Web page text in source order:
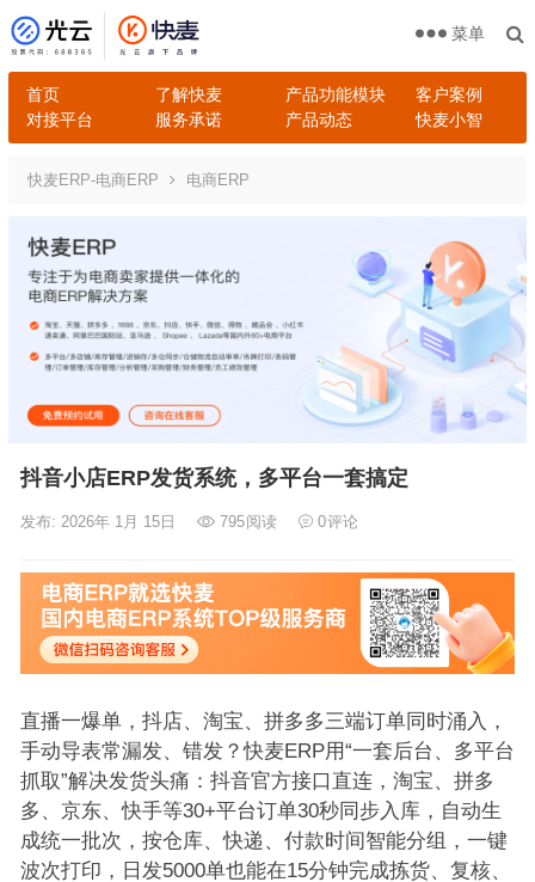
首页 了解快麦 产品功能模块
客户案例
对接平台
服务承诺 产品动态 快麦小智
菜单
快麦ERP-电商ERP 电商ERP
抖音小店ERP发货系统，多平台一套搞定
发布: 2026年 1月 15日 795阅读 0评论
直播一爆单，抖店、淘宝、拼多多三端订单同时涌入，
手动导表常漏发、错发？快麦ERP用“一套后台、多平台
抓取”解决发货头痛：抖音官方接口直连，淘宝、拼多
多、京东、快手等30+平台订单30秒同步入库，自动生
成统一批次，按仓库、快递、付款时间智能分组，一键
波次打印，日发5000单也能在15分钟完成拣货、复核、